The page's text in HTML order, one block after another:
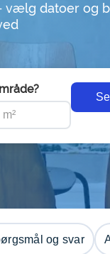
vælg datoer og
og svar